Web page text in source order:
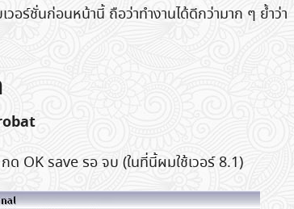
ร์ชั่นก่อนหน้านี้ ถือว่าทำงานได้ดีกว่ามาก ๆ ย้ำว่า
OK save รอ จบ (ในที่นี้ผมใช้เวอร์ 8.1)